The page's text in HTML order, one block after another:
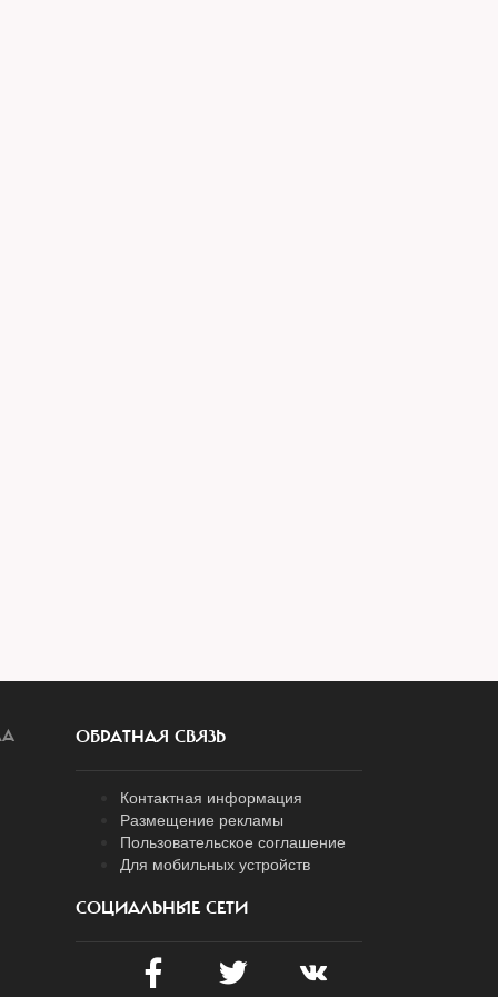
ОБРАТНАЯ СВЯЗЬ
Контактная информация
Размещение рекламы
Пользовательское соглашение
Для мобильных устройств
СОЦИАЛЬНЫЕ СЕТИ